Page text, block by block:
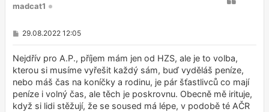
madcat1
P
s
p
ě
v
e
k
29.08.2022 12:05
Nejdřív pro A.P., příjem mám jen od HZS, ale je to volba,
kterou si musíme vyřešit každý sám, buď vyděláš peníze,
nebo máš čas na koníčky a rodinu, je pár šťastlivců co mají
peníze i volný čas, ale těch je poskrovnu. Obecně mě irituje,
když si lidi stěžují, že se soused má lépe, v podobě té AČR